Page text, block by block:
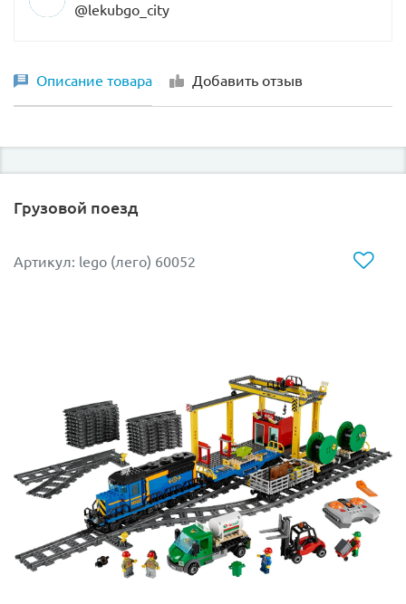
@lekubgo_city
Описание товара Добавить отзыв
Грузовой поезд
Артикул: lego (лего) 60052